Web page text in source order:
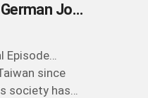
95- 德國記者眼中的台灣 Klaus Bardenhagen - German Journalist Reporting from Taiwan since 2008
Episode
since
society has